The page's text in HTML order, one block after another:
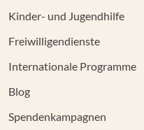
Kinder- und Jugendhilfe
Freiwilligendienste
Internationale Programme
Blog
Spendenkampagnen